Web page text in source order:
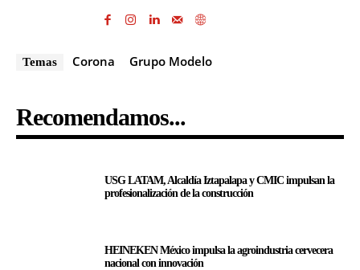
Temas Corona Grupo Modelo
Recomendamos...
USG LATAM, Alcaldía Iztapalapa y CMIC impulsan la
profesionalización de la construcción
HEINEKEN México impulsa la agroindustria cervecera
nacional con innovación